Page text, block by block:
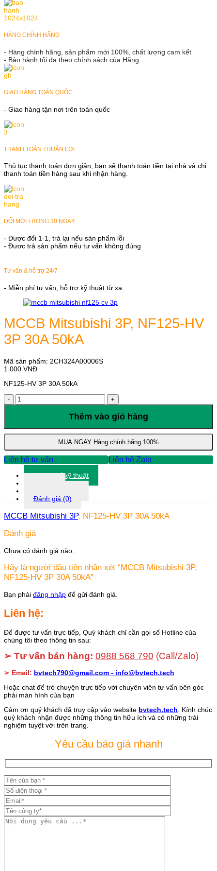
HÀNG CHÍNH HÃNG
- Hàng chính hãng, sản phẩm mới 100%, chất lượng cam kết
- Bảo hành tối đa theo chính sách của Hãng
GIAO HÀNG TOÀN QUỐC
- Giao hàng tận nơi trên toàn quốc
THANH TOÁN THUẬN LỢI
Thủ tục thanh toán đơn giản, bạn sẽ thanh toán tiền tại nhà và chỉ
thanh toán tiền hàng sau khi nhận hàng.
ĐỔI MỚI TRONG 30 NGÀY
- Được đổi 1-1, trả lại nếu sản phẩm lỗi
- Được trả sản phẩm nếu tư vấn không đúng
Tư vấn & hỗ trợ 24/7
- Miễn phí tư vấn, hỗ trợ kỹ thuật từ xa
MCCB Mitsubishi 3P, NF125-HV
3P 30A 50kA
Mã sản phẩm: 2CH324A00006S
1.000 VNĐ
NF125-HV 3P 30A 50kA
MCCB
Mitsubishi
HV
3P
50kA
số
lượng
Thêm vào giỏ hàng
MUA NGAY Hàng chính hãng 100%
Liên hệ tư vấn Liên hệ Zalo
Thông số kỹ thuật
Đánh giá (0)
MCCB Mitsubishi 3P, NF125-HV 3P 30A 50kA
Đánh giá
Chưa có đánh giá nào.
Hãy là người đầu tiên nhận xét “MCCB Mitsubishi 3P,
NF125-HV 3P 30A 50kA”
Bạn phải đăng nhập để gửi đánh giá.
Liên hệ:
Để được tư vấn trực tiếp, Quý khách chỉ cần gọi số Hotline của
chúng tôi theo thông tin sau:
➢ Tư vấn bán hàng: 0988 568 790 (Call/Zalo)
➢ Email: bvtech790@gmail.com - info@bvtech.tech
Hoặc chat để trò chuyện trực tiếp với chuyên viên tư vấn bên góc
phải màn hình của bạn
Cảm ơn quý khách đã truy cập vào website bvtech.tech. Kính chúc
quý khách nhận được những thông tin hữu ích và có những trải
nghiệm tuyệt vời trên trang.
Yêu cầu báo giá nhanh